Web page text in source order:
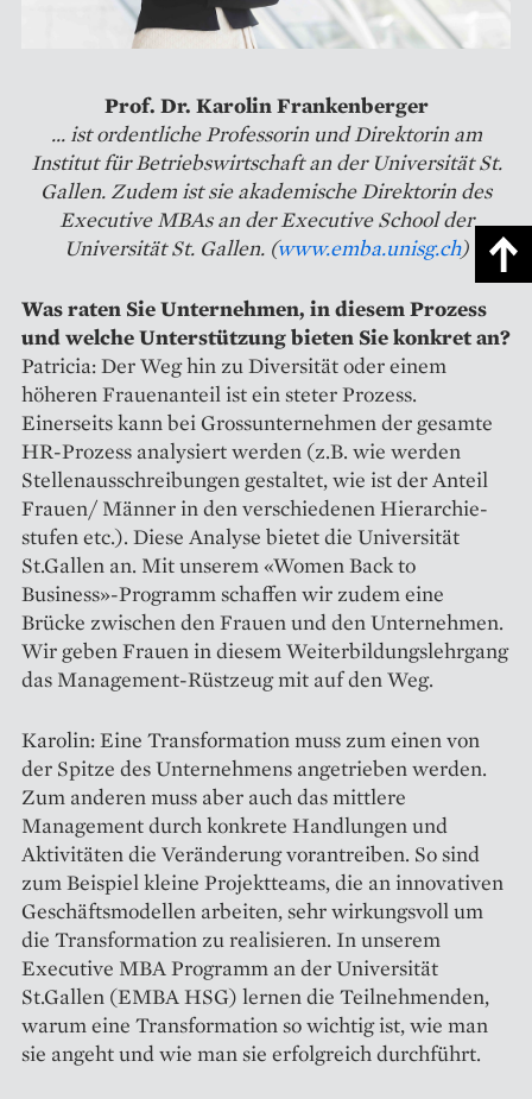
Prof. Dr. Karolin Frankenberger
... ist ordentliche Professorin und Direktorin am
Institut für Betriebswirtschaft an der Universität St.
Gallen. Zudem ist sie akademische Direktorin des
Executive MBAs an der Executive School der
Universität St. Gallen. (www.emba.unisg.ch)
Was raten Sie Unternehmen, in diesem Prozess
und welche Unterstützung bieten Sie konkret an?
Patricia: Der Weg hin zu Diversität oder einem
höheren Frauenanteil ist ein steter Prozess.
Einerseits kann bei Grossunternehmen der gesamte
HR-Prozess analysiert werden (z.B. wie werden
Stellenausschreibungen gestaltet, wie ist der Anteil
Frauen/ Männer in den verschiedenen Hierarchie-
stufen etc.). Diese Analyse bietet die Universität
St.Gallen an. Mit unserem «Women Back to
Business»-Programm schaffen wir zudem eine
Brücke zwischen den Frauen und den Unternehmen.
Wir geben Frauen in diesem Weiterbildungslehrgang
das Management-Rüstzeug mit auf den Weg.
Karolin: Eine Transformation muss zum einen von
der Spitze des Unternehmens angetrieben werden.
Zum anderen muss aber auch das mittlere
Management durch konkrete Handlungen und
Aktivitäten die Veränderung vorantreiben. So sind
zum Beispiel kleine Projektteams, die an innovativen
Geschäftsmodellen arbeiten, sehr wirkungsvoll um
die Transformation zu realisieren. In unserem
Executive MBA Programm an der Universität
St.Gallen (EMBA HSG) lernen die Teilnehmenden,
warum eine Transformation so wichtig ist, wie man
sie angeht und wie man sie erfolgreich durchführt.